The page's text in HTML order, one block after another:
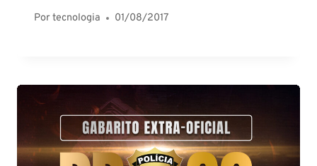
Portecnologia 01/08/2017